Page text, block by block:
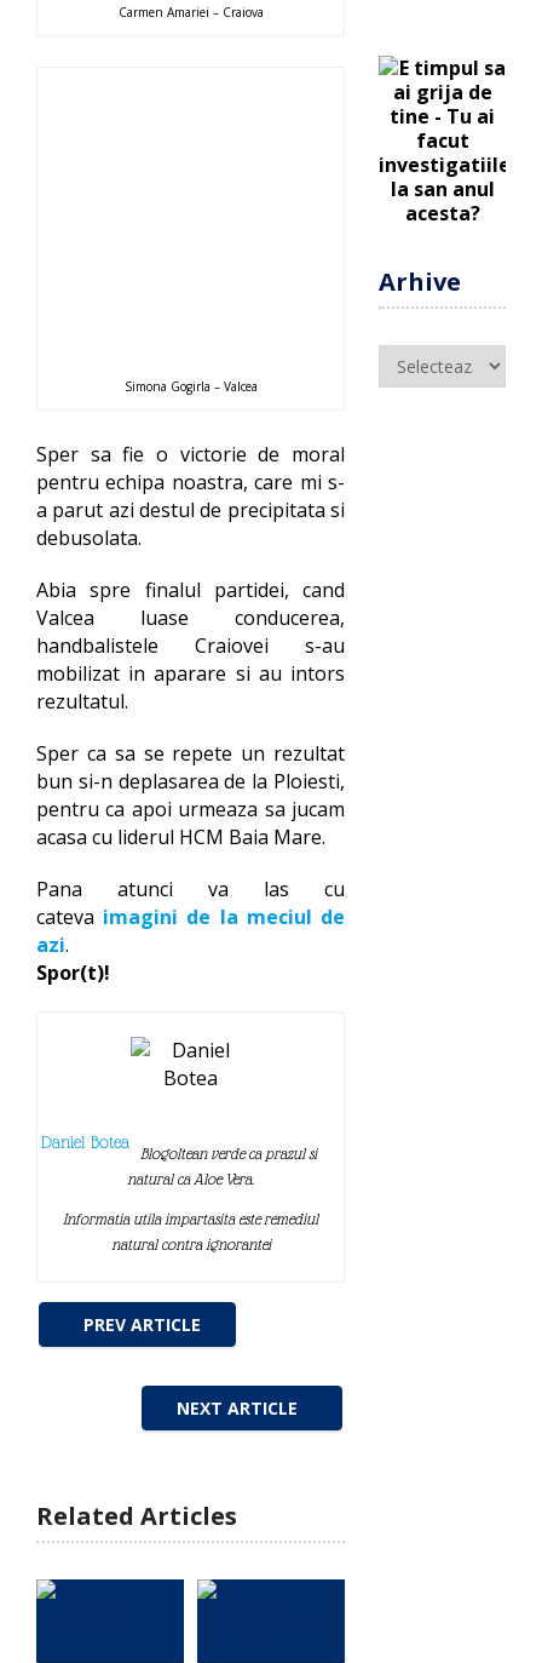
Carmen Amariei – Craiova
Simona Gogirla – Valcea
Sper sa fie o victorie de moral
pentru echipa noastra, care mi s-
a parut azi destul de precipitata si
debusolata.
Abia spre finalul partidei, cand
Valcea luase conducerea,
handbalistele Craiovei s-au
mobilizat in aparare si au intors
rezultatul.
Sper ca sa se repete un rezultat
bun si-n deplasarea de la Ploiesti,
pentru ca apoi urmeaza sa jucam
acasa cu liderul HCM Baia Mare.
Pana atunci va las cu
cateva imagini de la meciul de
azi.
Spor(t)!
Daniel Botea
Blogoltean verde ca prazul si
natural ca Aloe Vera.
Informatia utila impartasita este remediul
natural contra ignorantei
PREV ARTICLE
NEXT ARTICLE
Related Articles
Arhive
Arhive